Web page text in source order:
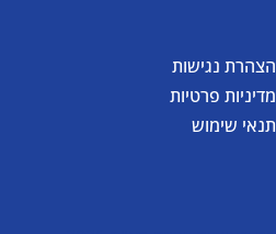
הצהרת נגישות
מדיניות פרטיות
תנאי שימוש